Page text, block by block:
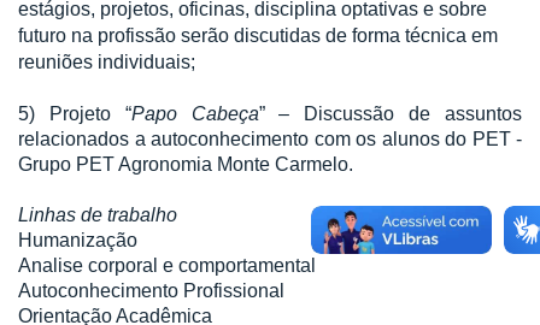
estágios, projetos, oficinas, disciplina optativas e sobre
futuro na profissão serão discutidas de forma técnica em
reuniões individuais;
5) Projeto “Papo Cabeça” – Discussão de assuntos
relacionados a autoconhecimento com os alunos do PET -
Grupo PET Agronomia Monte Carmelo.
Linhas de trabalho
Humanização
Analise corporal e comportamental
Autoconhecimento Profissional
Orientação Acadêmica